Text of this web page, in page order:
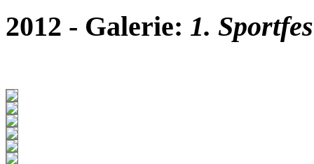
2012 - Galerie: 1.